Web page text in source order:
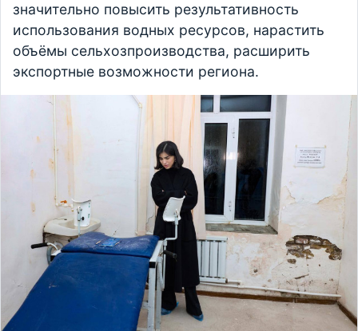
значительно повысить результативность
использования водных ресурсов, нарастить
объёмы сельхозпроизводства, расширить
экспортные возможности региона.